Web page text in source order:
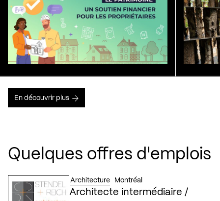
En découvrir plus
Quelques offres d'emplois
Architecture Montréal
Architecte intermédiaire /